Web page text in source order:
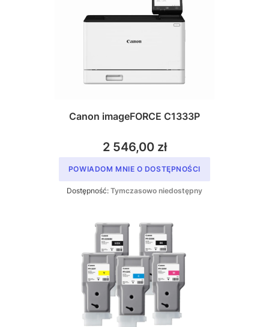
Canon imageFORCE C1333P
2 546,00 zł
POWIADOM MNIE O DOSTĘPNOŚCI
Dostępność: Tymczasowo niedostępny